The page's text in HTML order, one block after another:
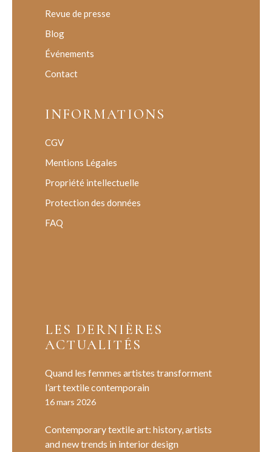
Revue de presse
Blog
Événements
Contact
INFORMATIONS
CGV
Mentions Légales
Propriété intellectuelle
Protection des données
FAQ
LES DERNIÈRES
ACTUALITÉS
Quand les femmes artistes transforment
l’art textile contemporain
16 mars 2026
Contemporary textile art: history, artists
and new trends in interior design